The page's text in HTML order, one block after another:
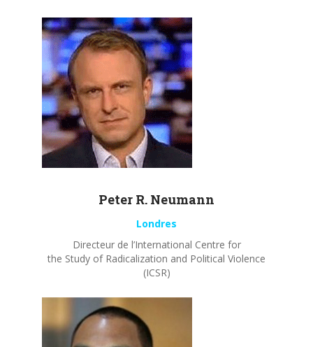
Peter R. Neumann
Londres
Directeur de l’International Centre for
the Study of Radicalization and Political Violence
(ICSR)